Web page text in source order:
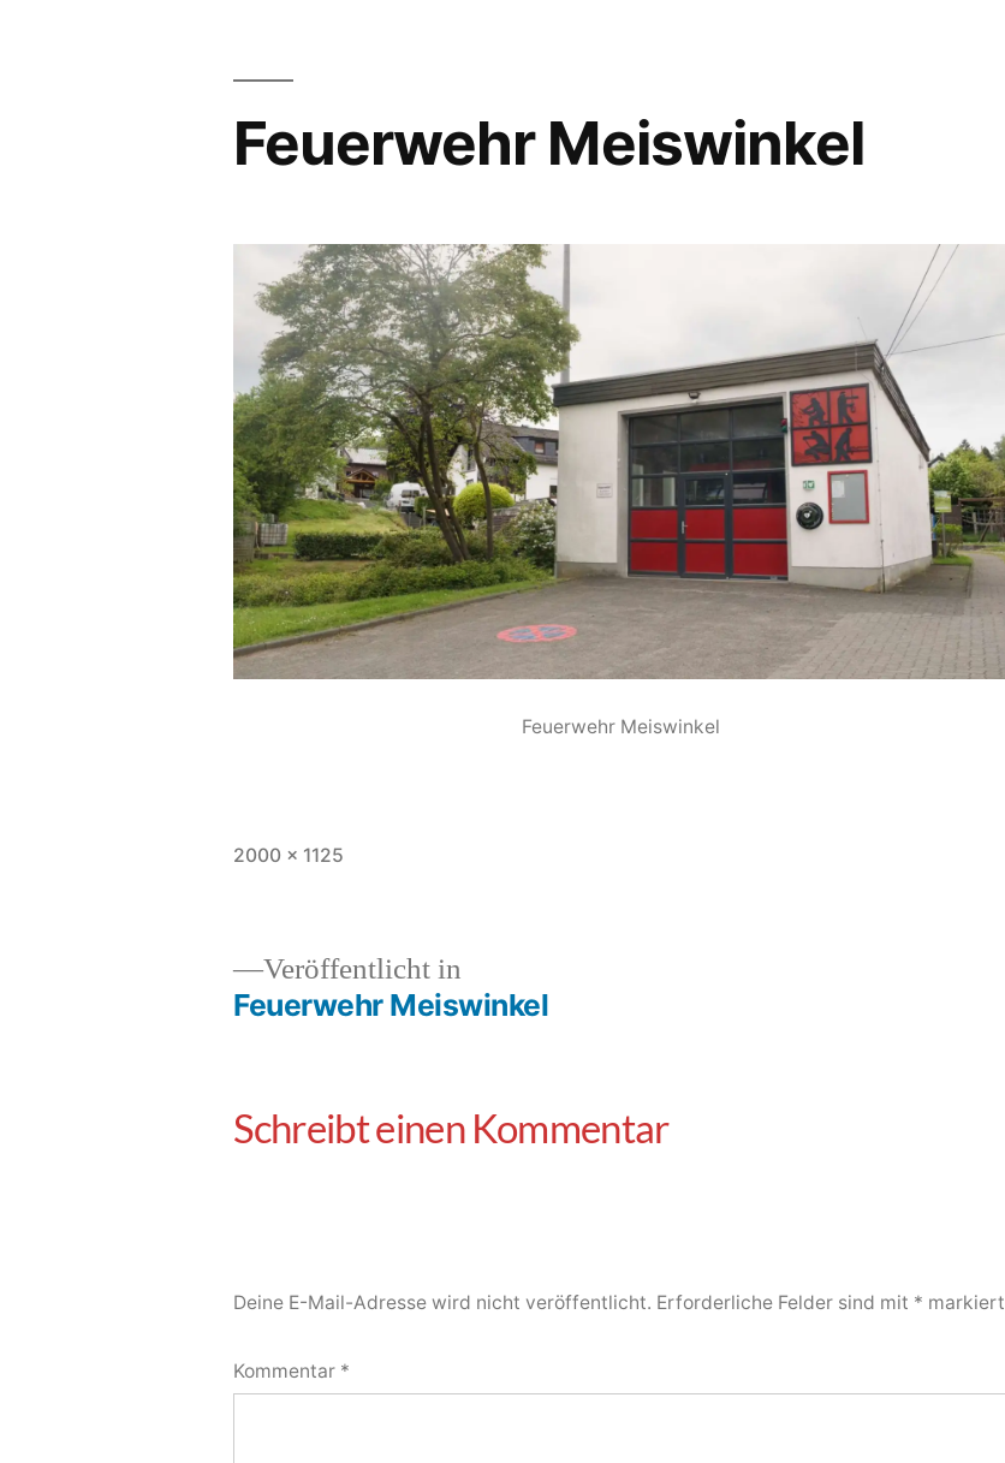
Feuerwehr Meiswinkel
Feuerwehr Meiswinkel
2000 × 1125
Veröffentlicht in
Feuerwehr Meiswinkel
Deine E-Mail-Adresse wird nicht veröffentlicht. Erforderliche Felder sind mit * markiert
Kommentar *